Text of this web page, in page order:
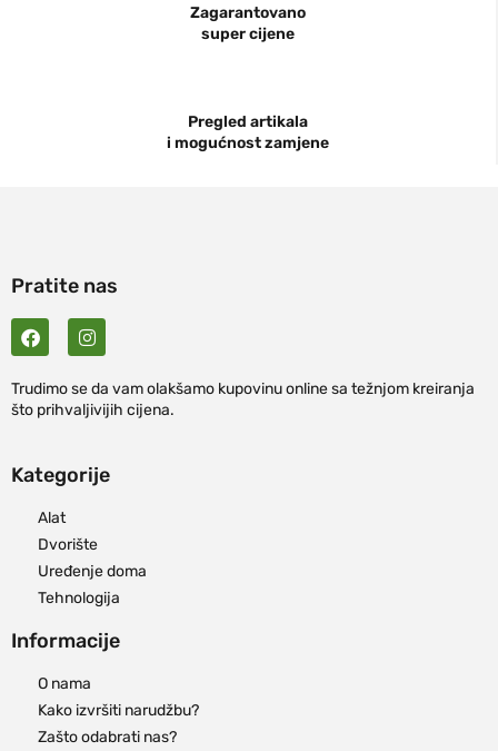
Zagarantovano
super cijene
Pregled artikala
i mogućnost zamjene
Pratite nas
Trudimo se da vam olakšamo kupovinu online sa težnjom kreiranja
što prihvaljivijih cijena.
Kategorije
Alat
Dvorište
Uređenje doma
Tehnologija
Informacije
O nama
Kako izvršiti narudžbu?
Zašto odabrati nas?